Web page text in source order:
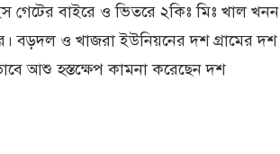
গেটের বাইরে ও ভিতরে ২কিঃ মিঃ খাল খনন
বড়দল ও খাজরা ইউনিয়নের দশ গ্রামের দশ
আশু হস্তক্ষেপ কামনা করেছেন দশ